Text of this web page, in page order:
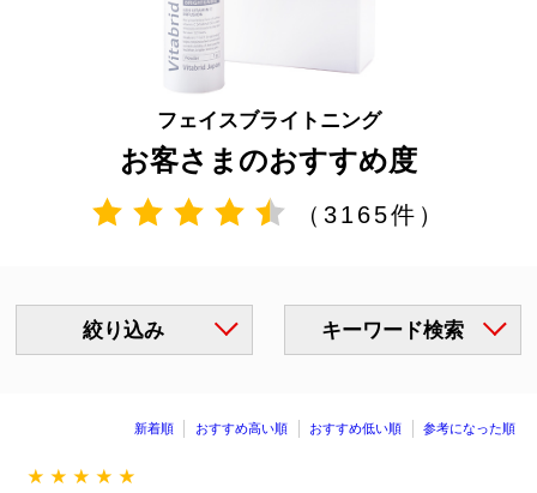
フェイスブライトニング
お客さまのおすすめ度
（3165件）
絞り込み キーワード検索
新着順 おすすめ高い順 おすすめ低い順 参考になった順
★★★★★